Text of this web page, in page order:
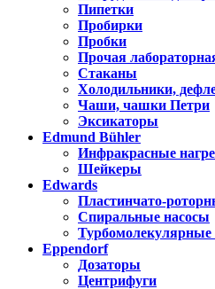
Пипетки
Пробирки
Пробки
Прочая
Стаканы
Холодильники,
Чаши, чашки Петри
Эксикаторы
Edmund Bühler
Инфракрасные
Шейкеры
Edwards
Пластинчато-
Спиральные насосы
Турбомолекулярные
Eppendorf
Дозаторы
Центрифуги